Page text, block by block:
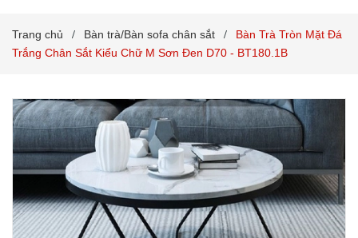
Trang chủ / Bàn trà/Bàn sofa chân sắt /
Bàn Trà Tròn Mặt Đá
Trắng Chân Sắt Kiểu Chữ M Sơn Đen D70 - BT180.1B